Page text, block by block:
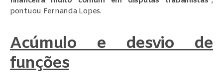
pontuou Fernanda Lopes.
Acúmulo e desvio de
funções